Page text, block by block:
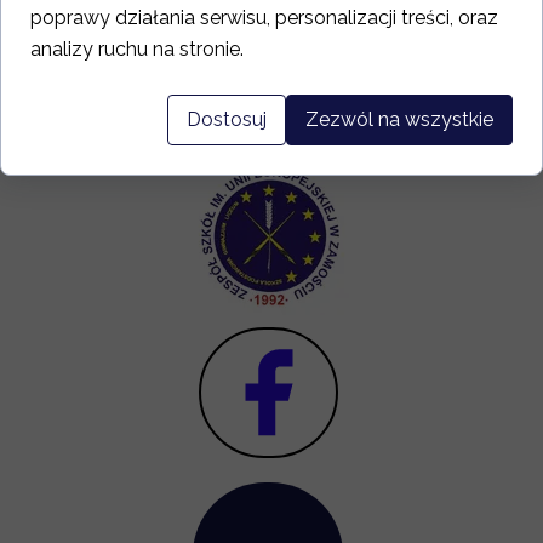
poprawy działania serwisu, personalizacji treści, oraz
analizy ruchu na stronie.
Dostosuj Zezwól na wszystkie